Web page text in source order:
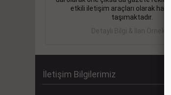
etkili iletişim araçları olarak
taşımaktadır.
Detaylı Bilgi & İlan Örnekleri
İletişim Bilgilerimiz